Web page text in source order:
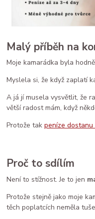
Malý příběh na
Moje kamarádka byla
Myslela si, že když zaplatí
A já jí musela vysvětlit, že
větší radost mám, když
Protože takpeníze dostanu
Proč to sdílím
Není to stížnost. Je to jen
Protože stejně jako moje
těch poplatcích neměla